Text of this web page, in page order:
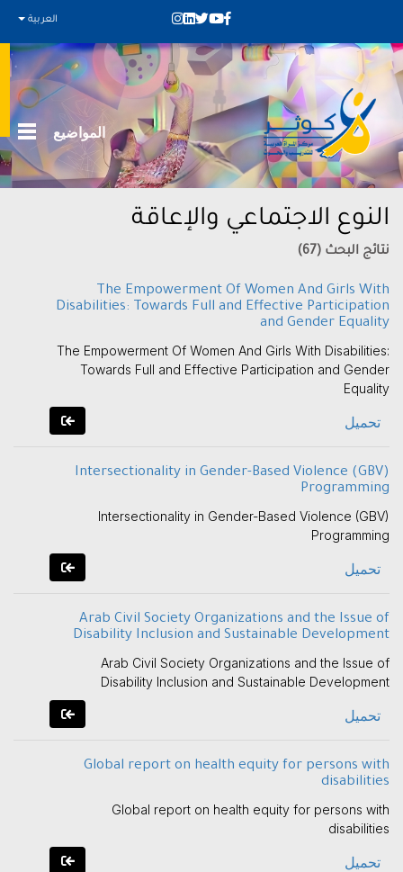
العربية
المواضيع
النوع الاجتماعي والإعاقة
نتائج البحث (67)
The Empowerment Of Women And Girls With
Disabilities: Towards Full and Effective Participation
and Gender Equality
The Empowerment Of Women And Girls With Disabilities:
Towards Full and Effective Participation and Gender
Equality
تحميل
Intersectionality in Gender-Based Violence (GBV)
Programming
Intersectionality in Gender-Based Violence (GBV)
Programming
تحميل
Arab Civil Society Organizations and the Issue of
Disability Inclusion and Sustainable Development
Arab Civil Society Organizations and the Issue of
Disability Inclusion and Sustainable Development
تحميل
Global report on health equity for persons with
disabilities
Global report on health equity for persons with
disabilities
تحميل